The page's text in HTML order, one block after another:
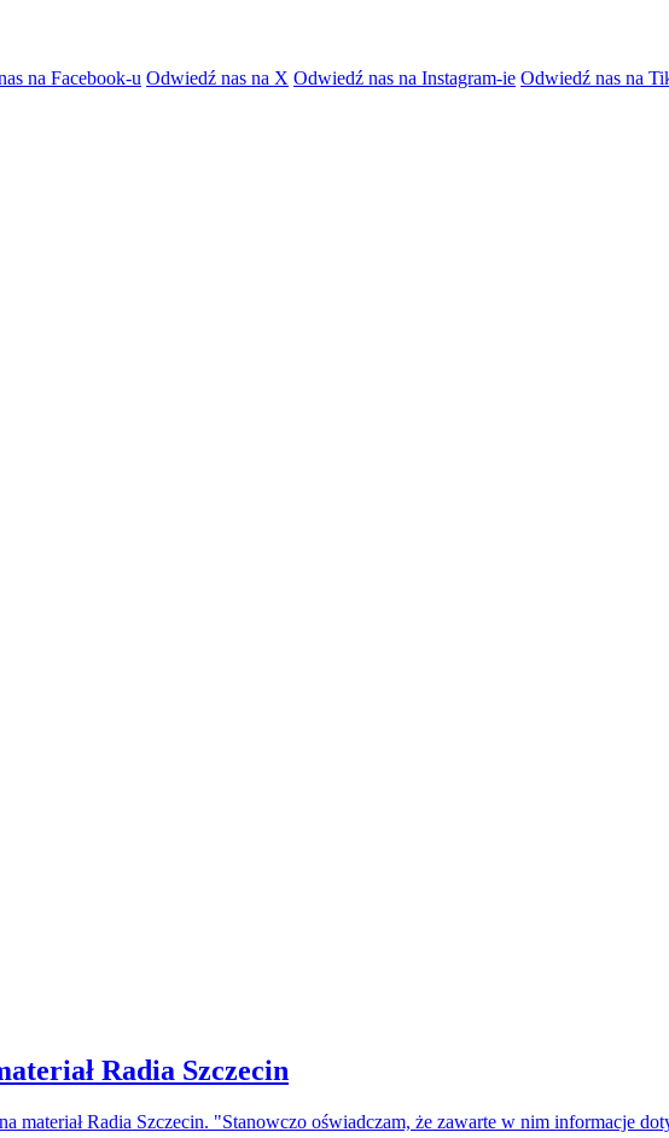
na Facebook-u Odwiedź nas na X Odwiedź nas na Instagram-ie Odwiedź nas na
Radia Szczecin
materiał Radia Szczecin. "Stanowczo oświadczam, że zawarte w nim informacje